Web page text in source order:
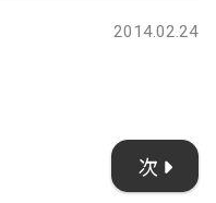
2014.02.24
次